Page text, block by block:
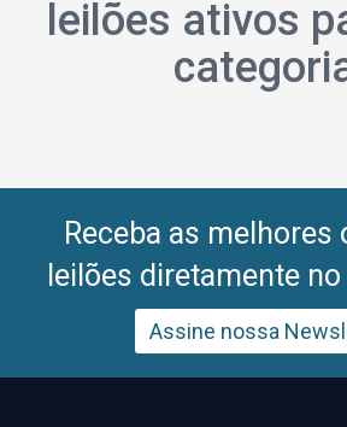
leilões ativos
Receba as
leilões diretamente
Assine nossa